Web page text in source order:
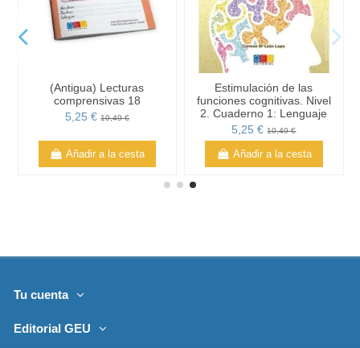
(Antigua) Lecturas
comprensivas 18
5,25 € 10,49 €
Añadir a la cesta
Estimulación de las
funciones cognitivas. Nivel
2. Cuaderno 1: Lenguaje
5,25 €10,49 €
Añadir a la cesta
Tu cuenta
Editorial GEU